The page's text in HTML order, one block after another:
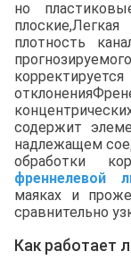
но
плотность
содержит
надлежащем
обработки
френнелевой
маяках и
сравнительно
Как работает